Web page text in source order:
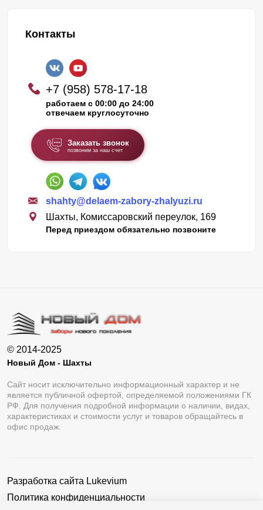
Контакты
+7 (958) 578-17-18
работаем с 00:00 до 24:00
отвечаем круглосуточно
Заказать звонок
позвоним за наш счет
shahty@delaem-zabory-zhalyuzi.ru
Шахты, Комиссаровский переулок, 169
Перед приездом обязательно позвоните
© 2014-2025
Новый Дом - Шахты
Сайт носит исключительно информационный характер и не
является публичной офертой, определяемой положениями ГК
РФ. Для получения подробной информации о наличии, видах,
характеристиках и стоимости услуг и товаров обращайтесь в
офис продаж.
Разработка сайта Lukevium
Политика конфиденциальности